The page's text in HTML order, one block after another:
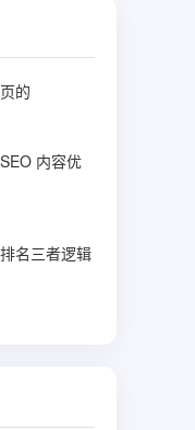
的
内容优
名三者逻辑